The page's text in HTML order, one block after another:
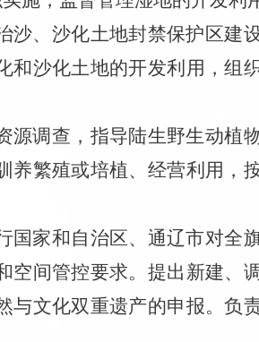
沙、沙化土地封禁保护区建
和沙化土地的开发利用，组
源调查，指导陆生野生动植
养繁殖或培植、经营利用，
国家和自治区、通辽市对全
空间管控要求。提出新建、
与文化双重遗产的申报。负